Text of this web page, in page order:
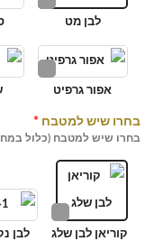
לבן מט
אפור גרפיט
בחרו שיש למטבח *
בחרו שיש למטבח (כלול במחיר
קוריאן לבן שלג לבן